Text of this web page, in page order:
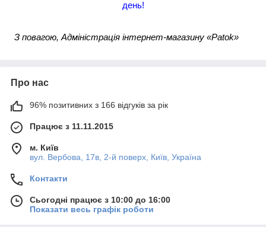
день!
З повагою, Адміністрація інтернет-магазину «Patok»
Про нас
96% позитивних з 166 відгуків за рік
Працює з 11.11.2015
м. Київ
вул. Вербова, 17в, 2-й поверх, Київ, Україна
Контакти
Сьогодні працює з 10:00 до 16:00
Показати весь графік роботи